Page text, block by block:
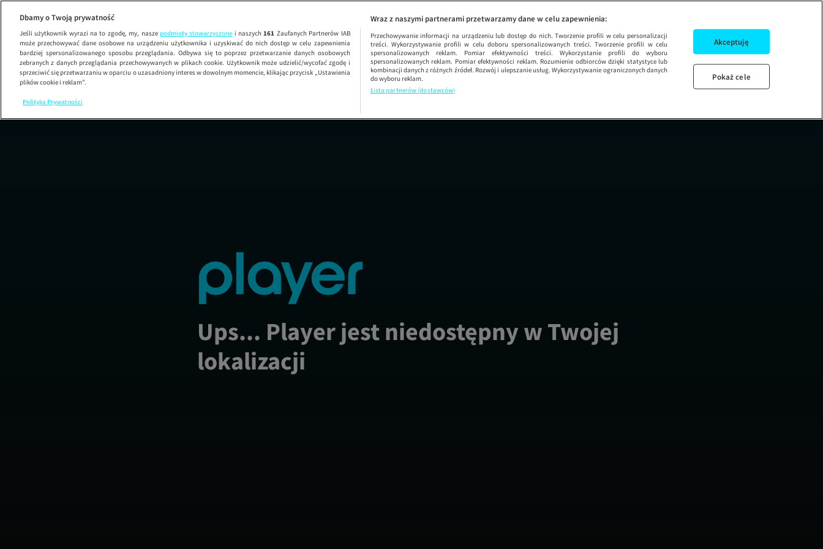
Bimbrownicy: Starcie
SEZON 3
Ups... Player jest niedostępny w Twojej
lokalizacji
Dbamy o Twoją prywatność
Jeśli użytkownik wyrazi na to zgodę, my, nasze podmioty stowarzyszone i naszych161 Zaufanych Partnerów IAB
może przechowywać dane osobowe na urządzeniu użytkownika i uzyskiwać do nich dostęp w celu zapewnienia
bardziej spersonalizowanego sposobu przeglądania. Odbywa się to poprzez przetwarzanie danych osobowych
zebranych z danych przeglądania przechowywanych w plikach cookie. Użytkownik może udzielić/wycofać zgodę i
sprzeciwić się przetwarzaniu w oparciu o uzasadniony interes w dowolnym momencie, klikając przycisk „Ustawienia
plików cookie i reklam”.
Polityka Prywatności
Wraz z naszymi partnerami przetwarzamy dane w celu zapewnienia:
Przechowywanie informacji na urządzeniu lub dostęp do nich. Tworzenie profili w celu personalizacji
treści. Wykorzystywanie profili w celu doboru spersonalizowanych treści. Tworzenie profili w celu
spersonalizowanych reklam. Pomiar efektywności treści. Wykorzystanie profili do wyboru
spersonalizowanych reklam. Pomiar efektywności reklam. Rozumienie odbiorców dzięki statystyce lub
kombinacji danych z różnych źródeł. Rozwój i ulepszanie usług. Wykorzystywanie ograniczonych danych
do wyboru reklam.
Lista partnerów (dostawców)
Akceptuję
Pokaż cele